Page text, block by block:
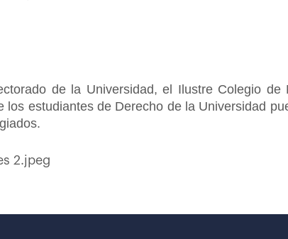
de la Universidad, el Ilustre Colegio de
estudiantes de Derecho de la Universidad